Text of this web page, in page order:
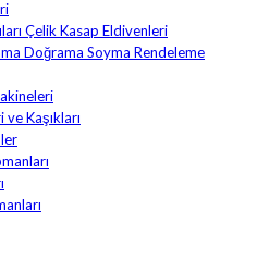
Çelik Kasap Eldivenleri
Doğrama Soyma Rendeleme
Kaşıkları